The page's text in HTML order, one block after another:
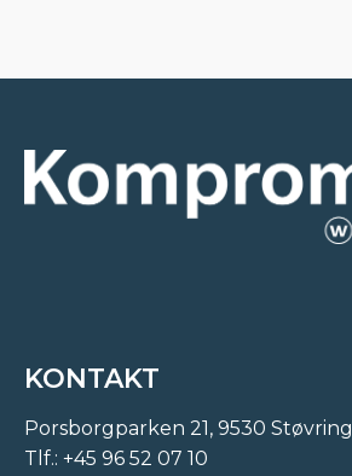
KONTAKT
Porsborgparken 21, 9530 Støvring
Tlf.: +45 96 52 07 10